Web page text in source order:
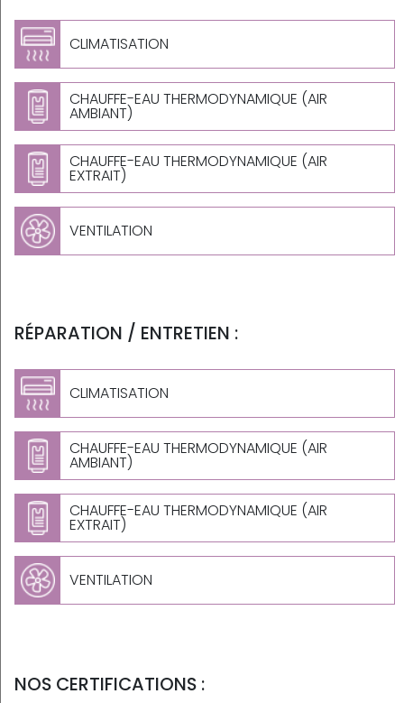
CLIMATISATION
CHAUFFE-EAU THERMODYNAMIQUE (AIR
AMBIANT)
CHAUFFE-EAU THERMODYNAMIQUE (AIR
EXTRAIT)
VENTILATION
RÉPARATION / ENTRETIEN :
CLIMATISATION
CHAUFFE-EAU THERMODYNAMIQUE (AIR
AMBIANT)
CHAUFFE-EAU THERMODYNAMIQUE (AIR
EXTRAIT)
VENTILATION
NOS CERTIFICATIONS :